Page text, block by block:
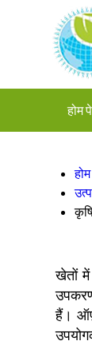
होम
होम
खेतों
हैं।